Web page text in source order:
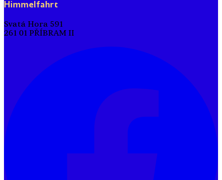
Himmelfahrt
Svatá Hora 591
261 01 PŘÍBRAM II